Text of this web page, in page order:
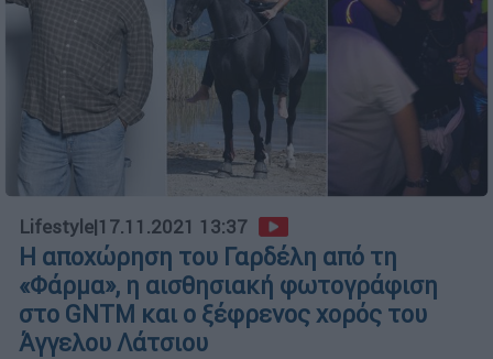
Lifestyle|17.11.2021 13:37
Η αποχώρηση του Γαρδέλη από τη
«Φάρμα», η αισθησιακή φωτογράφιση
στο GNTM και ο ξέφρενος χορός του
Άγγελου Λάτσιου